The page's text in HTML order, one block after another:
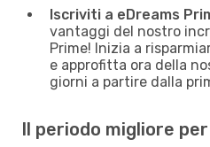
Iscriviti a eDreams
vantaggi del nostro
Prime! Inizia a
e approfitta ora della
giorni a partire dalla
Il periodo migliore